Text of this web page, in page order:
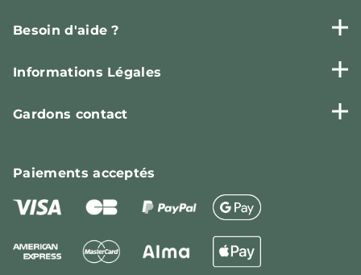
Besoin d'aide ?
Informations Légales
Gardons contact
Paiementsacceptés